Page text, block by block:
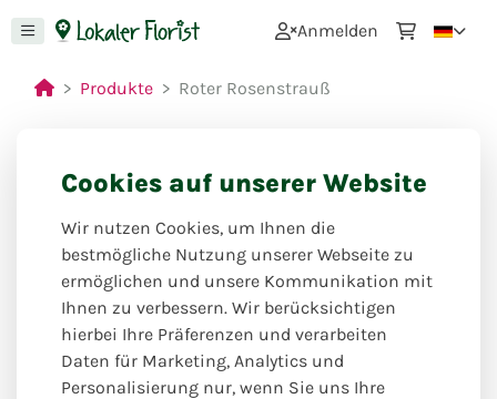
Anmelden
Produkte Roter Rosenstrauß
Cookies auf unserer Website
Wir nutzen Cookies, um Ihnen die
bestmögliche Nutzung unserer Webseite zu
ermöglichen und unsere Kommunikation mit
Ihnen zu verbessern. Wir berücksichtigen
hierbei Ihre Präferenzen und verarbeiten
Daten für Marketing, Analytics und
Personalisierung nur, wenn Sie uns Ihre